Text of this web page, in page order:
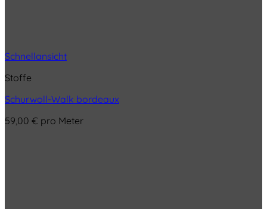
Schnellansicht
Stoffe
Schurwoll-Walk bordeaux
59,00 € pro Meter